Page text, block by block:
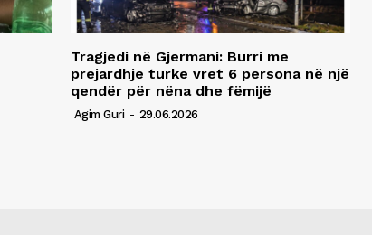
Tragjedi në Gjermani: Burri me
prejardhje turke vret 6 persona në një
qendër për nëna dhe fëmijë
Agim Guri - 29.06.2026